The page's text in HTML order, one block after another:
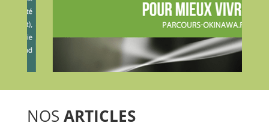
NOS ARTICLES